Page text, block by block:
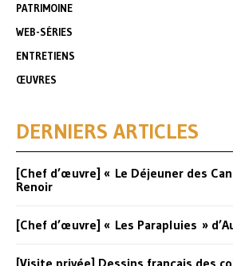
PATRIMOINE
WEB-SÉRIES
ENTRETIENS
ŒUVRES
DERNIERS ARTICLES
[Chef d’œuvre] « Le Déjeuner des
Renoir
[Chef d’œuvre] « Les Parapluies »
[Visite privée] Dessins français des